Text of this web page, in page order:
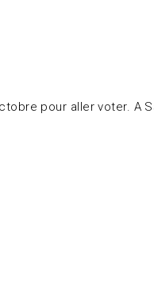
pour aller voter. A